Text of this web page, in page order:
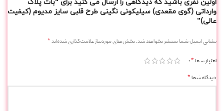
اولین نفری باشید که دیدگاهی را ارسال می کنید برای “بات پلاگ
وارداتی (گوی مقعدی) سیلیکونی نگینی طرح قلبی سایز مدیوم (کیفیت
عالی)”
نشانی ایمیل شما منتشر نخواهد شد.بخش‌های موردنیاز علامت‌گذاری شده‌اند*
امتیاز شما*
دیدگاه شما*